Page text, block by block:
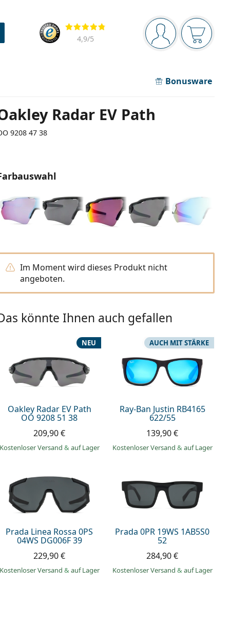
Navigationsleiste
Sie sind Der
Bewertung
4,9/5
Bonusware
Radar EV Path
9208 47 38
Im Moment wird dieses Produkt nicht
angeboten.
könnte Ihnen auch gefallen
Oakley Radar EV Path
OO 9208 51 38
NEU
209,90 €
Kostenloser Versand & auf Lager
Ray-Ban Justin RB4165
622/55
AUCH MIT STÄRKE
139,90 €
Kostenloser Versand & auf Lager
Prada Linea Rossa 0PS
04WS DG006F 39
229,90 €
Kostenloser Versand & auf Lager
Prada 0PR 19WS 1AB5S0
52
284,90 €
Kostenloser Versand & auf Lager